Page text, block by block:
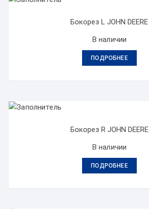
Бокорез L JOHN DEERE
В наличии
ПОДРОБНЕЕ
Бокорез R JOHN DEERE
В наличии
ПОДРОБНЕЕ